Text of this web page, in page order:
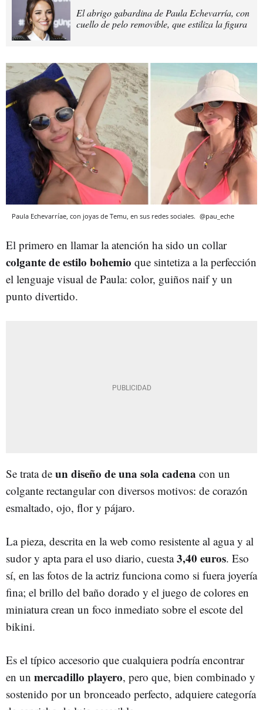
El abrigo gabardina de Paula Echevarría, con
cuello de pelo removible, que estiliza la figura
Paula Echevarríae, con joyas de Temu, en sus redes sociales. @pau_eche
El primero en llamar la atención ha sido un collar
colgante de estilo bohemio que sintetiza a la perfección
el lenguaje visual de Paula: color, guiños naif y un
punto divertido.
Se trata de un diseño de una sola cadena con un
colgante rectangular con diversos motivos: de corazón
esmaltado, ojo, flor y pájaro.
La pieza, descrita en la web como resistente al agua y al
sudor y apta para el uso diario, cuesta3,40 euros. Eso
sí, en las fotos de la actriz funciona como si fuera joyería
fina; el brillo del baño dorado y el juego de colores en
miniatura crean un foco inmediato sobre el escote del
bikini.
Es el típico accesorio que cualquiera podría encontrar
en un mercadillo playero, pero que, bien combinado y
sostenido por un bronceado perfecto, adquiere categoría